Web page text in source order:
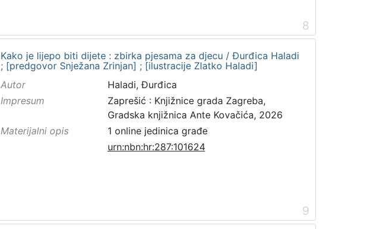
8
Kako je lijepo biti dijete : zbirka pjesama za djecu / Đurđica Haladi
; [predgovor Snježana Zrinjan] ; [ilustracije Zlatko Haladi]
Autor
Haladi, Đurđica
Impresum
Zaprešić : Knjižnice grada Zagreba,
Gradska knjižnica Ante Kovačića, 2026
Materijalni opis
1 online jedinica građe
urn:nbn:hr:287:101624
9